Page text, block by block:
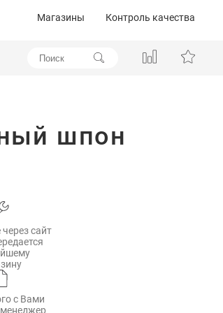
Магазины Контроль качества
шпон
сайт
с Вами